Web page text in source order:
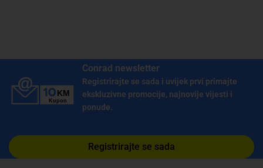
Conrad newsletter
Registrirajte se sada i uvijek prvi primajte
ekskluzivne promocije, najnovije vijesti i
ponude.
Registrirajte se sada